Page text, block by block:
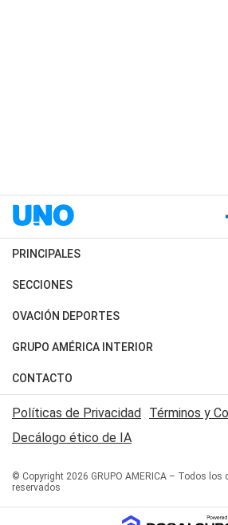
PRINCIPALES
Últimas Noticias
Política
Judiciales
Economia
SECCIONES
Horóscopo
Motores
Trucos caseros
Series y Películas
Edictos y Solicitadas
OVACIÓN DEPORTES
Fútbol
Mundial
Automovilismo
Rugby
Básquet
GRUPO AMÉRICA INTERIOR
Canal 7 en Vivo
San Juan 8
CONTACTO
Acerca de Nosotros
Contactanos
Políticas de Privacidad Términos y
Decálogo ético de IA
© Copyright 2026 GRUPO AMERICA – Todos los
reservados